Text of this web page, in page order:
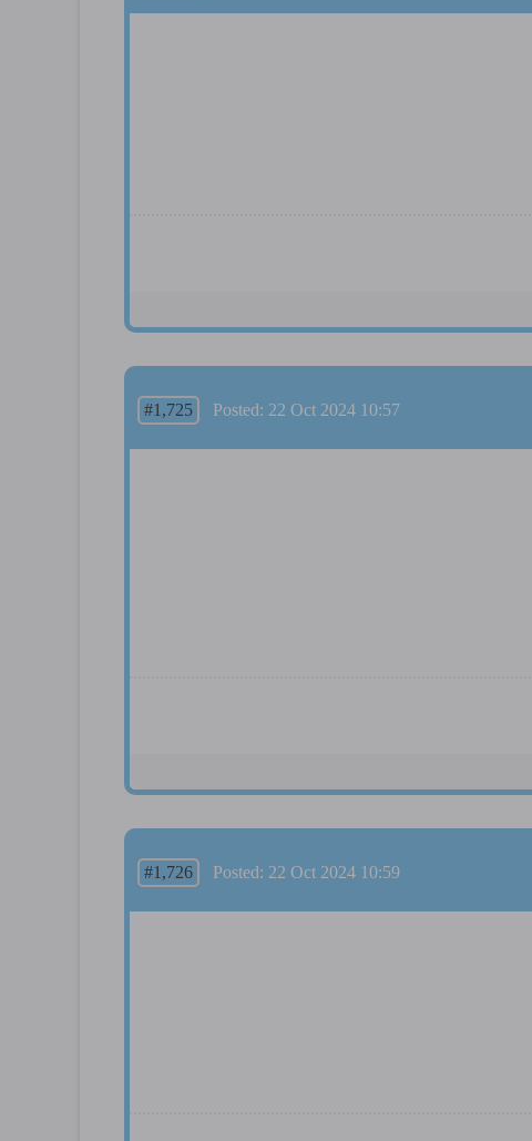
#1,725 Posted: 22 Oct 2024 10:57
#1,726 Posted: 22 Oct 2024 10:59